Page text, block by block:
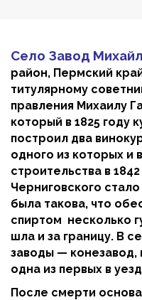
Село Завод
район, Пермский
титулярному
правления Михаилу
который в 1825 году
построил два
одного из которых и
строительства в
Черниговского
была такова, что
спиртом несколько
шла и за границу. В
заводы —
одна из первых в
После смерти